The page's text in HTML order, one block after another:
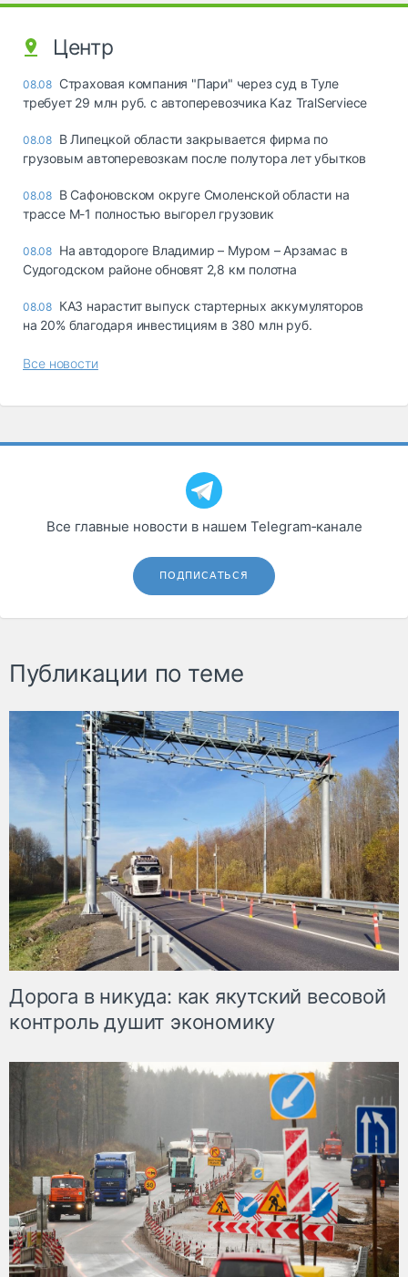
Центр
08.08 Страховая компания "Пари" через суд в Туле
требует 29 млн руб. с автоперевозчика Kaz TralServiece
08.08 В Липецкой области закрывается фирма по
грузовым автоперевозкам после полутора лет убытков
08.08 В Сафоновском округе Смоленской области на
трассе М-1 полностью выгорел грузовик
08.08 На автодороге Владимир – Муром – Арзамас в
Судогодском районе обновят 2,8 км полотна
08.08 КАЗ нарастит выпуск стартерных аккумуляторов
на 20% благодаря инвестициям в 380 млн руб.
Все новости
Все главные новости в нашем Telegram‑канале
ПОДПИСАТЬСЯ
Публикации по теме
Дорога в никуда: как якутский весовой
контроль душит экономику